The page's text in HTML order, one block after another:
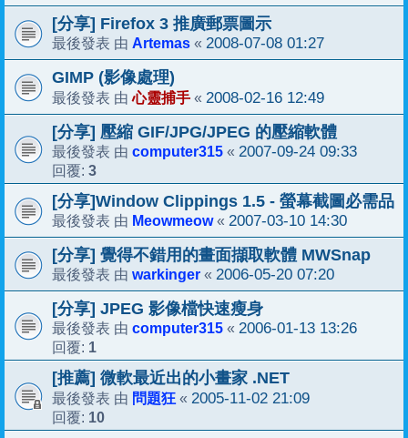
[分享] Firefox 3 推廣郵票圖示
最後發表 由 Artemas « 2008-07-08 01:27
GIMP (影像處理)
最後發表 由心靈捕手 « 2008-02-16 12:49
[分享] 壓縮 GIF/JPG/JPEG 的壓縮軟體
最後發表 由 computer315 « 2007-09-24 09:33
回覆: 3
[分享]Window Clippings 1.5 - 螢幕截圖必需品
最後發表 由 Meowmeow« 2007-03-10 14:30
[分享] 覺得不錯用的畫面擷取軟體 MWSnap
最後發表 由 warkinger « 2006-05-20 07:20
[分享] JPEG 影像檔快速瘦身
最後發表 由 computer315 « 2006-01-13 13:26
回覆: 1
[推薦] 微軟最近出的小畫家 .NET
最後發表 由 問題狂 « 2005-11-02 21:09
回覆: 10